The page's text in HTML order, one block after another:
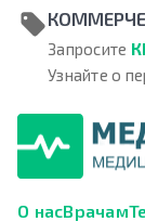
Запросите
Узнайте о
О насВрачам